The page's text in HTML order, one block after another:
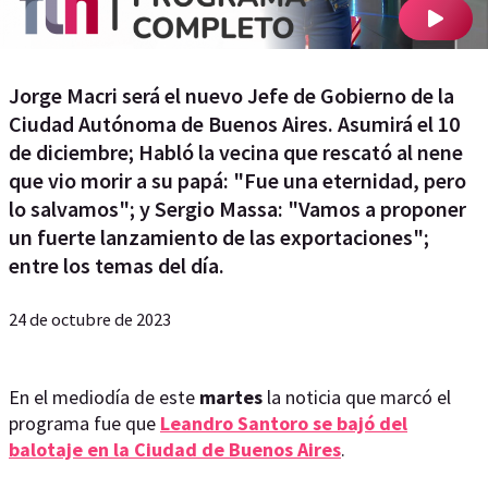
Jorge Macri será el nuevo Jefe de Gobierno de la
Ciudad Autónoma de Buenos Aires. Asumirá el 10
de diciembre; Habló la vecina que rescató al nene
que vio morir a su papá: "Fue una eternidad, pero
lo salvamos"; y Sergio Massa: "Vamos a proponer
un fuerte lanzamiento de las exportaciones";
entre los temas del día.
24 de octubre de 2023
En el mediodía de este martes la noticia que marcó el
programa fue que Leandro Santoro se bajó del
balotaje en la Ciudad de Buenos Aires.